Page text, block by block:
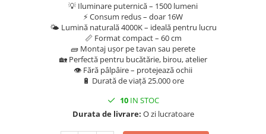
💡 Iluminare puternică – 1500 lumeni
⚡ Consum redus – doar 16W
🌤️ Lumină naturală 4000K – ideală pentru lucru
📏 Format compact – 60 cm
🧱 Montaj ușor pe tavan sau perete
🏡 Perfectă pentru bucătărie, birou, atelier
👁️ Fără pâlpâire – protejează ochii
🔋 Durată de viață 25.000 ore
10IN STOC
Durata de livrare: O zi lucratoare